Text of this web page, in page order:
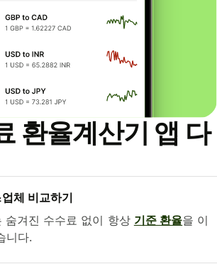
환율계산기 앱 다
체 비교하기
숨겨진 수수료 없이 항상 기준 환율을 이
니다.